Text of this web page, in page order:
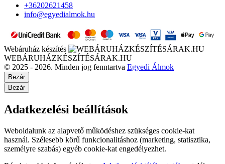
+36202621458
info@egyedialmok.hu
Webáruház készítés
WEBÁRUHÁZKÉSZÍTÉSÁRAK.HU
© 2025 - 2026. Minden jog fenntartva Egyedi Álmok
Bezár
Bezár
Adatkezelési beállítások
Weboldalunk az alapvető működéshez szükséges cookie-kat
használ. Szélesebb körű funkcionalitáshoz (marketing, statisztika,
személyre szabás) egyéb cookie-kat engedélyezhet.